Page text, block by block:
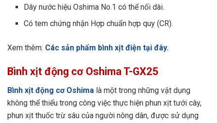
Dây nước hiệu Oshima No.1 có thể nối dài.
Có tem chứng nhận Hợp chuẩn hợp quy (CR).
Xem thêm: Các sản phẩm bình xịt điện tại đây.
Bình xịt động cơ Oshima T-GX25
Bình xịt động cơ Oshima là một trong những vật dụng
không thể thiếu trong công việc thực hiện phun xịt tưới cây,
phun xịt thuốc trừ sâu của người nông dân, được sử dụng